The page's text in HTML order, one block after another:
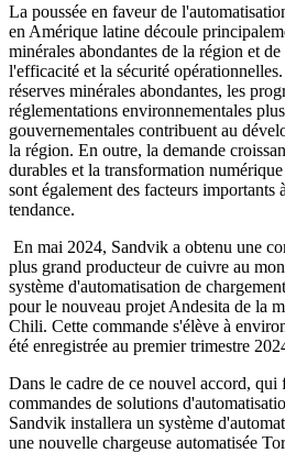
La poussée en faveur de
en Amérique latine découle
minérales abondantes de la région et
l'efficacité et la sécurité
réserves minérales abondantes, les
réglementations environnementales
gouvernementales contribuent au
la région. En outre, la demande
durables et la transformation
sont également des facteurs importants
tendance.
En mai 2024, Sandvik a obtenu une
plus grand producteur de cuivre au
système d'automatisation de
pour le nouveau projet Andesita de la
Chili. Cette commande s'élève à
été enregistrée au premier trimestre
Dans le cadre de ce nouvel accord, qui
commandes de solutions
Sandvik installera un système
une nouvelle chargeuse automatisée